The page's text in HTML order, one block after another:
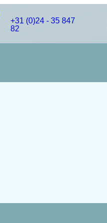
+31 (0)24 - 35 847
82